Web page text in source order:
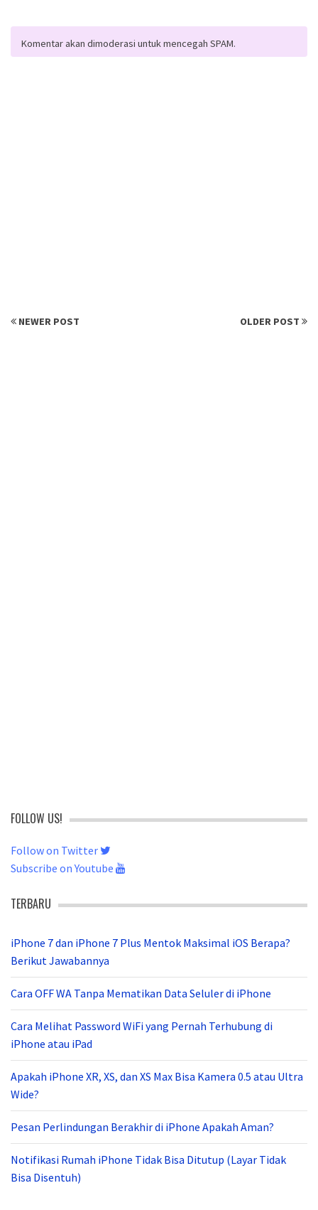
Komentar akan dimoderasi untuk mencegah SPAM.
NEWER POST OLDER POST
FOLLOW US!
Follow on Twitter
Subscribe on Youtube
TERBARU
iPhone 7 dan iPhone 7 Plus Mentok Maksimal iOS Berapa?
Berikut Jawabannya
Cara OFF WA Tanpa Mematikan Data Seluler di iPhone
Cara Melihat Password WiFi yang Pernah Terhubung di
iPhone atau iPad
Apakah iPhone XR, XS, dan XS Max Bisa Kamera 0.5 atau Ultra
Wide?
Pesan Perlindungan Berakhir di iPhone Apakah Aman?
Notifikasi Rumah iPhone Tidak Bisa Ditutup (Layar Tidak
Bisa Disentuh)